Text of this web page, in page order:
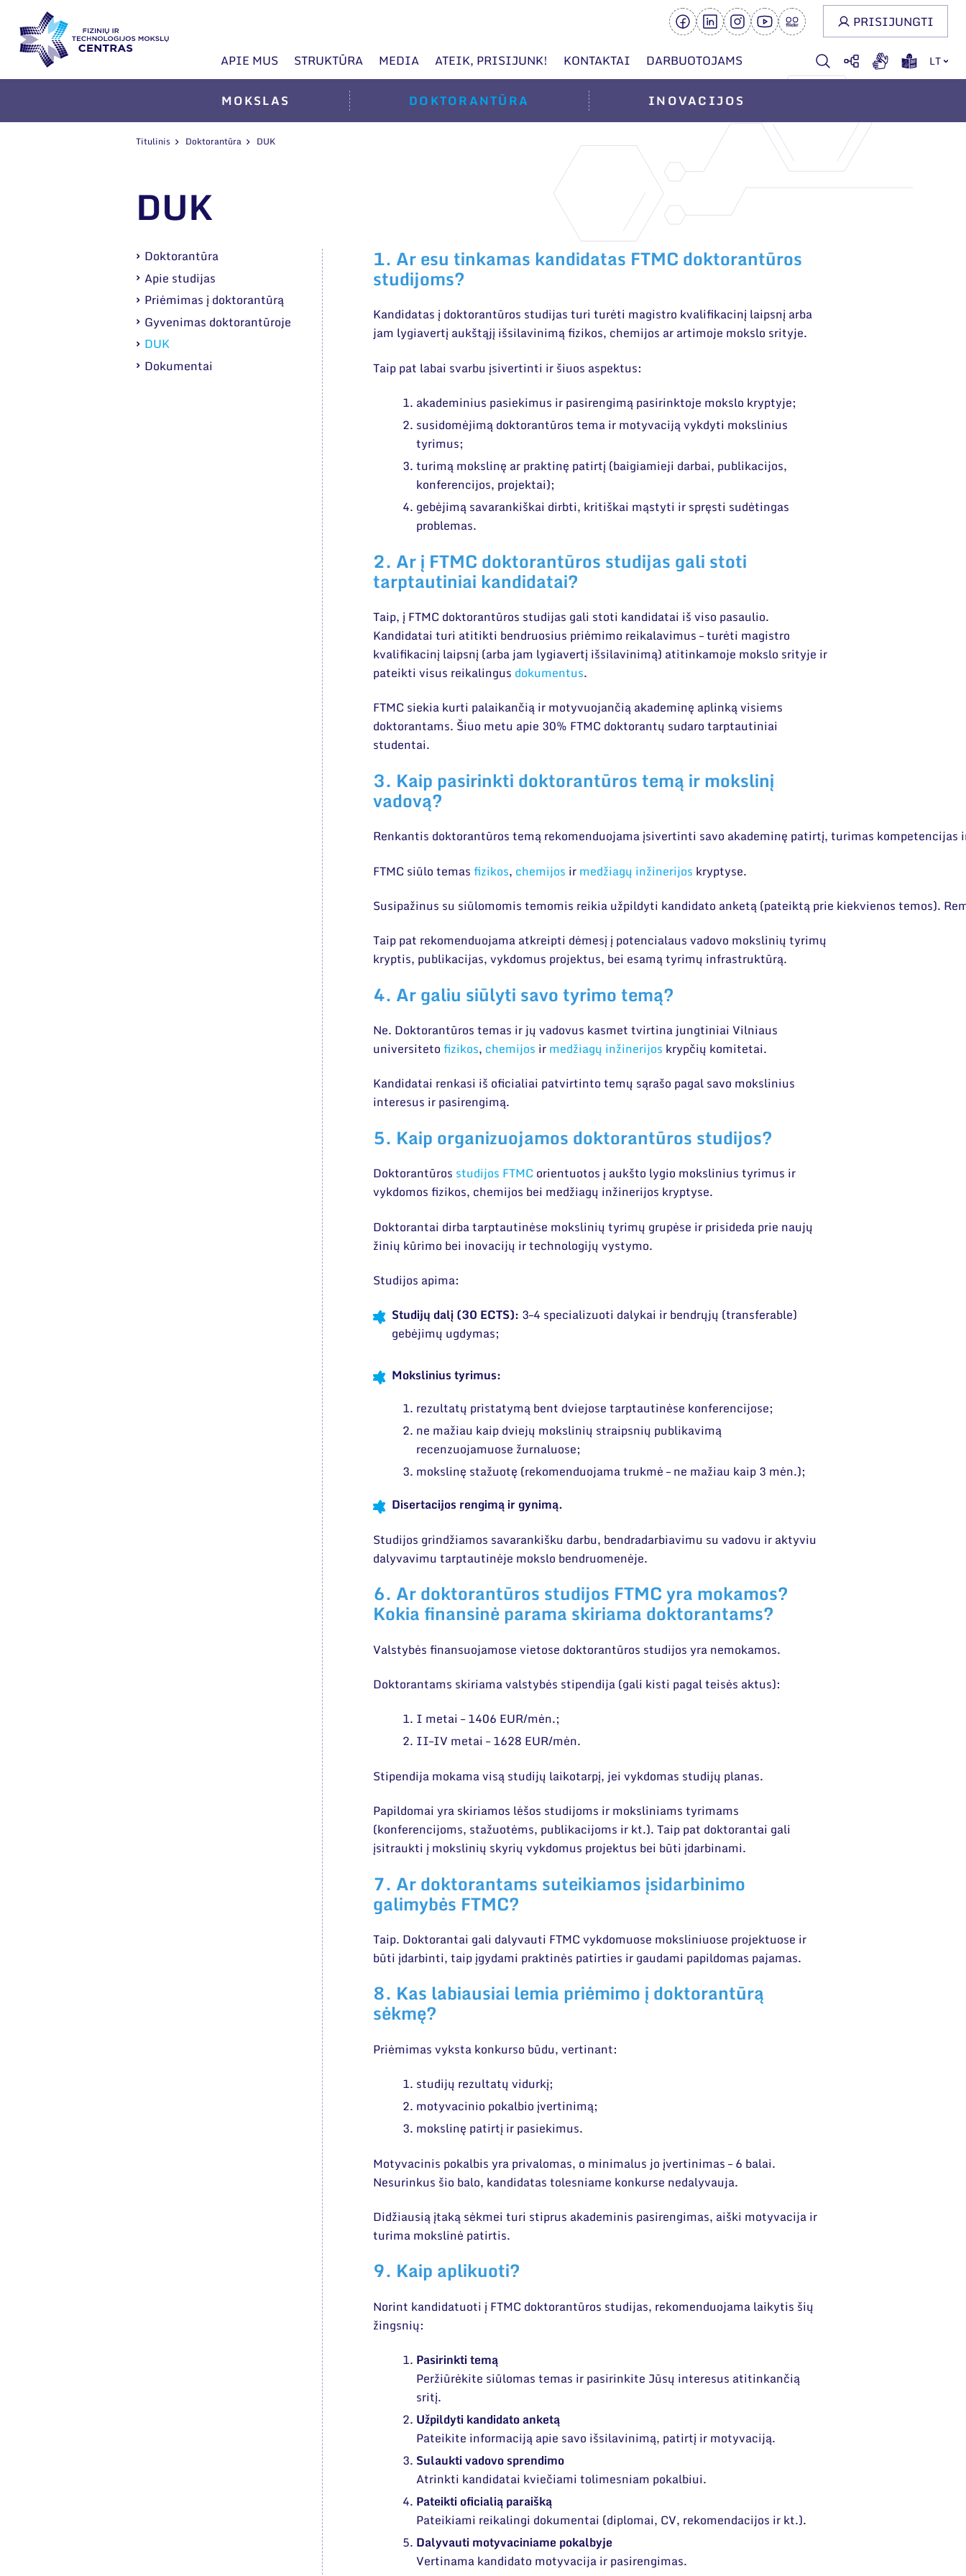
APIE MUS STRUKTŪRA MEDIA ATEIK, PRISIJUNK! KONTAKTAI DARBUOTOJAMS LT
PRISIJUNGTI
MOKSLAS DOKTORANTŪRA INOVACIJOS
Titulinis Doktorantūra DUK
DUK
Doktorantūra
Apie studijas
Priėmimas į doktorantūrą
Gyvenimas doktorantūroje
DUK
Dokumentai
1. Ar esu tinkamas kandidatas FTMC doktorantūros
studijoms?
Kandidatas į doktorantūros studijas turi turėti magistro kvalifikacinį laipsnį arba
jam lygiavertį aukštąjį išsilavinimą fizikos, chemijos ar artimoje mokslo srityje.
Taip pat labai svarbu įsivertinti ir šiuos aspektus:
akademinius pasiekimus ir pasirengimą pasirinktoje mokslo kryptyje;
susidomėjimą doktorantūros tema ir motyvaciją vykdyti mokslinius
tyrimus;
turimą mokslinę ar praktinę patirtį (baigiamieji darbai, publikacijos,
konferencijos, projektai);
gebėjimą savarankiškai dirbti, kritiškai mąstyti ir spręsti sudėtingas
problemas.
2. Ar į FTMC doktorantūros studijas gali stoti
tarptautiniai kandidatai?
Taip, į FTMC doktorantūros studijas gali stoti kandidatai iš viso pasaulio.
Kandidatai turi atitikti bendruosius priėmimo reikalavimus – turėti magistro
kvalifikacinį laipsnį (arba jam lygiavertį išsilavinimą) atitinkamoje mokslo srityje ir
pateikti visus reikalingus dokumentus.
FTMC siekia kurti palaikančią ir motyvuojančią akademinę aplinką visiems
doktorantams. Šiuo metu apie 30% FTMC doktorantų sudaro tarptautiniai
studentai.
3. Kaip pasirinkti doktorantūros temą ir mokslinį
vadovą?
Renkantis doktorantūros temą rekomenduojama įsivertinti savo akademinę patirtį, turimas kompetencijas
FTMC siūlo temasfizikos, chemijos irmedžiagų inžinerijos kryptyse.
Susipažinus su siūlomomis temomis reikia užpildyti kandidato anketą (pateiktą prie kiekvienos temos).
Taip pat rekomenduojama atkreipti dėmesį į potencialaus vadovo mokslinių tyrimų
kryptis, publikacijas, vykdomus projektus, bei esamą tyrimų infrastruktūrą.
4. Ar galiu siūlyti savo tyrimo temą?
Ne. Doktorantūros temas ir jų vadovus kasmet tvirtina jungtiniai Vilniaus
universitetofizikos, chemijos irmedžiagų inžinerijos krypčių komitetai.
Kandidatai renkasi iš oficialiai patvirtinto temų sąrašo pagal savo mokslinius
interesus ir pasirengimą.
5. Kaip organizuojamos doktorantūros studijos?
Doktorantūros studijos FTMCorientuotos į aukšto lygio mokslinius tyrimus ir
vykdomos fizikos, chemijos bei medžiagų inžinerijos kryptyse.
Doktorantai dirba tarptautinėse mokslinių tyrimų grupėse ir prisideda prie naujų
žinių kūrimo bei inovacijų ir technologijų vystymo.
Studijos apima:
Studijų dalį (30 ECTS): 3–4 specializuoti dalykai ir bendrųjų (transferable)
gebėjimų ugdymas;
Mokslinius tyrimus:
rezultatų pristatymą bent dviejose tarptautinėse konferencijose;
ne mažiau kaip dviejų mokslinių straipsnių publikavimą
recenzuojamuose žurnaluose;
mokslinę stažuotę (rekomenduojama trukmė – ne mažiau kaip 3 mėn.);
Disertacijos rengimą ir gynimą.
Studijos grindžiamos savarankišku darbu, bendradarbiavimu su vadovu ir aktyviu
dalyvavimu tarptautinėje mokslo bendruomenėje.
6. Ar doktorantūros studijos FTMC yra mokamos?
Kokia finansinė parama skiriama doktorantams?
Valstybės finansuojamose vietose doktorantūros studijos yra nemokamos.
Doktorantams skiriama valstybės stipendija (gali kisti pagal teisės aktus):
I metai – 1406 EUR/mėn.;
II–IV metai – 1628 EUR/mėn.
Stipendija mokama visą studijų laikotarpį, jei vykdomas studijų planas.
Papildomai yra skiriamos lėšos studijoms ir moksliniams tyrimams
(konferencijoms, stažuotėms, publikacijoms ir kt.). Taip pat doktorantai gali
įsitraukti į mokslinių skyrių vykdomus projektus bei būti įdarbinami.
7. Ar doktorantams suteikiamos įsidarbinimo
galimybės FTMC?
Taip. Doktorantai gali dalyvauti FTMC vykdomuose moksliniuose projektuose ir
būti įdarbinti, taip įgydami praktinės patirties ir gaudami papildomas pajamas.
8. Kas labiausiai lemia priėmimo į doktorantūrą
sėkmę?
Priėmimas vyksta konkurso būdu, vertinant:
studijų rezultatų vidurkį;
motyvacinio pokalbio įvertinimą;
mokslinę patirtį ir pasiekimus.
Motyvacinis pokalbis yra privalomas, o minimalus jo įvertinimas – 6 balai.
Nesurinkus šio balo, kandidatas tolesniame konkurse nedalyvauja.
Didžiausią įtaką sėkmei turi stiprus akademinis pasirengimas, aiški motyvacija ir
turima mokslinė patirtis.
9. Kaip aplikuoti?
Norint kandidatuoti į FTMC doktorantūros studijas, rekomenduojama laikytis šių
žingsnių:
Pasirinkti temą
Peržiūrėkite siūlomas temas ir pasirinkite Jūsų interesus atitinkančią
sritį.
Užpildyti kandidato anketą
Pateikite informaciją apie savo išsilavinimą, patirtį ir motyvaciją.
Sulaukti vadovo sprendimo
Atrinkti kandidatai kviečiami tolimesniam pokalbiui.
Pateikti oficialią paraišką
Pateikiami reikalingi dokumentai (diplomai, CV, rekomendacijos ir kt.).
Dalyvauti motyvaciniame pokalbyje
Vertinama kandidato motyvacija ir pasirengimas.